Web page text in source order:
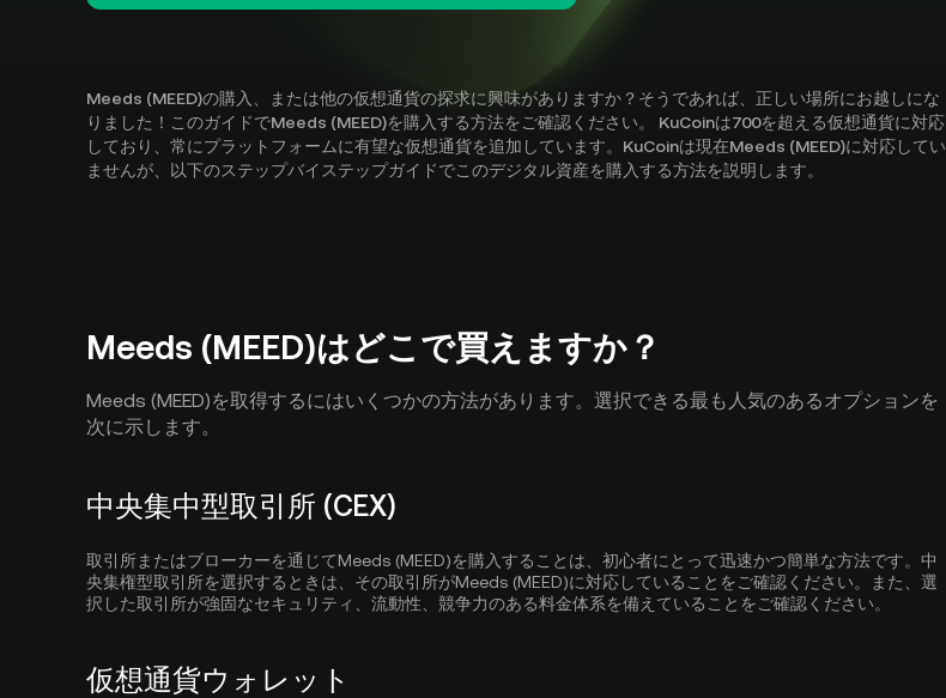
Meeds (MEED)の購入、または他の仮想通貨の探求に興味がありますか？そうであれば、正しい場所にお越しにな
りました！このガイドでMeeds (MEED)を購入する方法をご確認ください。 KuCoinは700を超える仮想通貨に対応
しており、常にプラットフォームに有望な仮想通貨を追加しています。KuCoinは現在Meeds (MEED)に対応してい
ませんが、以下のステップバイステップガイドでこのデジタル資産を購入する方法を説明します。
Meeds (MEED)はどこで買えますか？
Meeds (MEED)を取得するにはいくつかの方法があります。選択できる最も人気のあるオプションを
次に示します。
中央集中型取引所 (CEX)
取引所またはブローカーを通じてMeeds (MEED)を購入することは、初心者にとって迅速かつ簡単な方法です。中
央集権型取引所を選択するときは、その取引所がMeeds (MEED)に対応していることをご確認ください。また、選
択した取引所が強固なセキュリティ、流動性、競争力のある料金体系を備えていることをご確認ください。
仮想通貨ウォレット